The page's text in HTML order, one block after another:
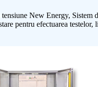
New Energy,
pentru efectuarea